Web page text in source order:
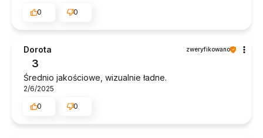
0
0
Dorota zweryfikowano
3
Średnio jakościowe, wizualnie ładne.
2/6/2025
0
0